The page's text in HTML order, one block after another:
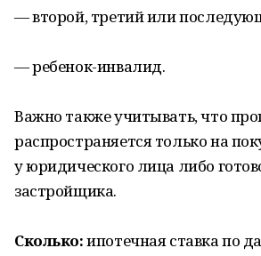
— второй, третий или
— ребенок-инвалид.
Важно также учитывать, что
распространяется только на
у юридического лица либо
застройщика.
Сколько:ипотечная ставка по